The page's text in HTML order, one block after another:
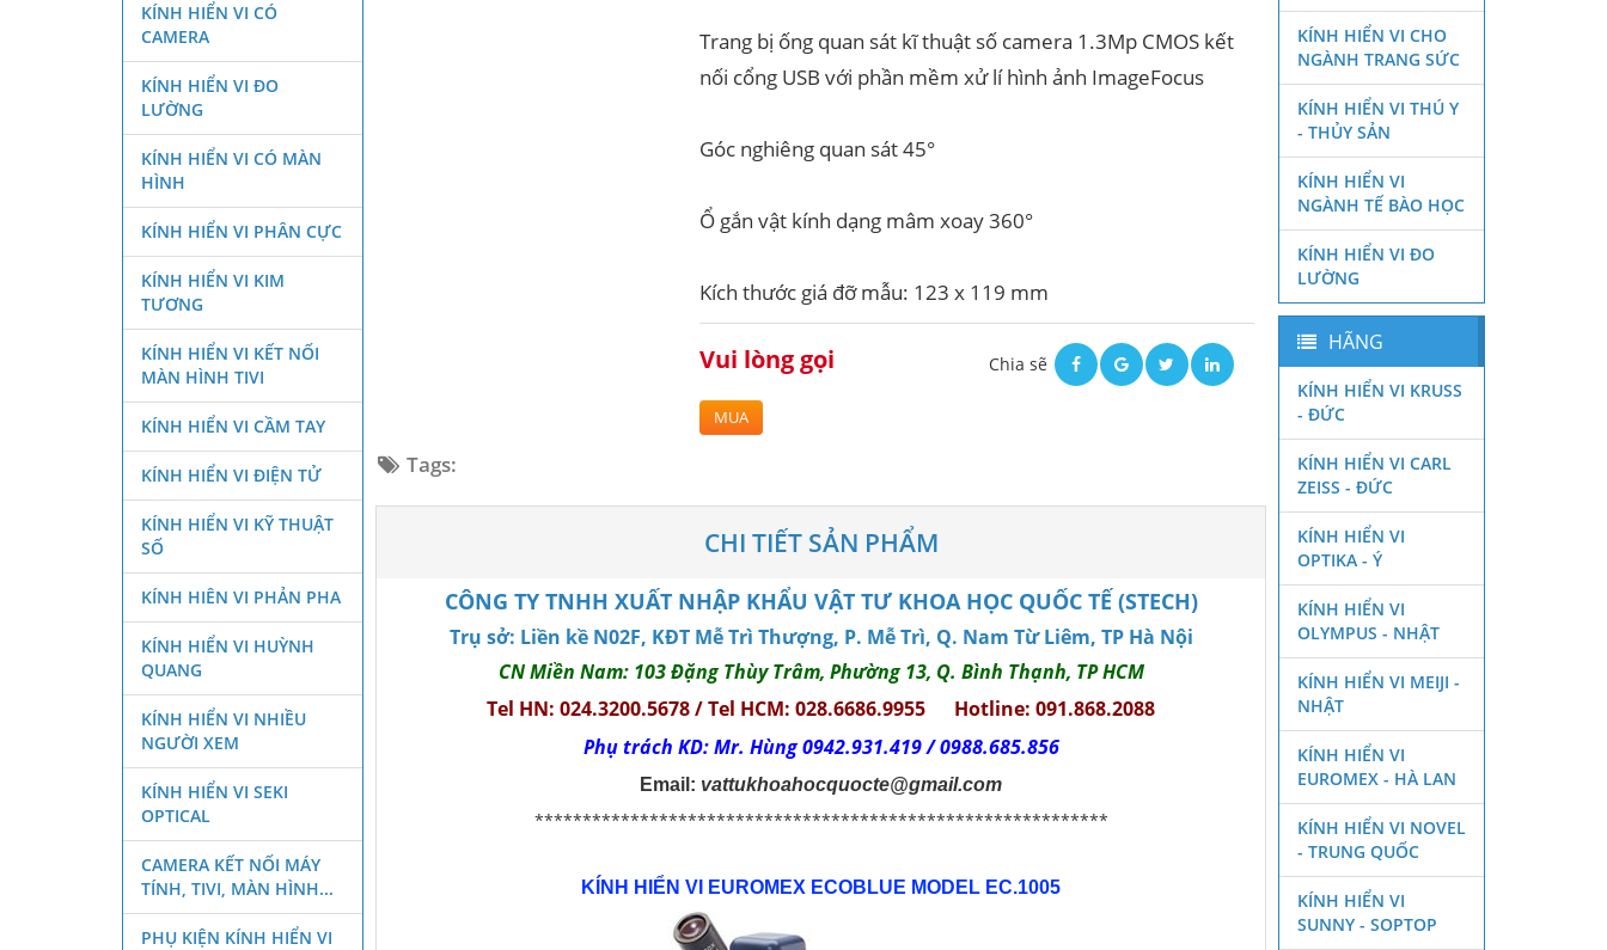
Trang bị ống quan sát kĩ thuật số camera 1.3Mp CMOS kết
nối cổng USB với phần mềm xử lí hình ảnh ImageFocus
Góc nghiêng quan sát 45°
Ổ gắn vật kính dạng mâm xoay 360°
Kích thước giá đỡ mẫu: 123 x 119 mm
Vui lòng gọi
MUA
Chia sẽ
Tags:
CHI TIẾT SẢN PHẨM
CÔNG TY TNHH XUẤT NHẬP KHẨU VẬT TƯ KHOA HỌC QUỐC TẾ (STECH)
Trụ sở: Liền kề N02F, KĐT Mễ Trì Thượng, P. Mễ Trì, Q. Nam Từ Liêm, TP Hà Nội
CN Miền Nam: 103 Đặng Thùy Trâm, Phường 13, Q. Bình Thạnh, TP HCM
Tel HN: 024.3200.5678 / Tel HCM: 028.6686.9955 Hotline: 091.868.2088
Phụ trách KD: Mr. Hùng 0942.931.419 / 0988.685.856
Email: vattukhoahocquocte@gmail.com
************************************************************
KÍNH HIỂN VI EUROMEX ECOBLUE MODEL EC.1005
KÍNH HIỂN VI CÓ
CAMERA
KÍNH HIỂN VI ĐO
LƯỜNG
KÍNH HIỂN VI CÓ MÀN
HÌNH
KÍNH HIỂN VI PHÂN CỰC
KÍNH HIỂN VI KIM
TƯƠNG
KÍNH HIỂN VI KẾT NỐI
MÀN HÌNH TIVI
KÍNH HIỂN VI CẦM TAY
KÍNH HIỂN VI ĐIỆN TỬ
KÍNH HIỂN VI KỸ THUẬT
SỐ
KÍNH HIÊN VI PHẢN PHA
KÍNH HIỂN VI HUỲNH
QUANG
KÍNH HIỂN VI NHIỀU
NGƯỜI XEM
KÍNH HIỂN VI SEKI
OPTICAL
CAMERA KẾT NỐI MÁY
TÍNH, TIVI, MÀN HÌNH...
PHỤ KIỆN KÍNH HIỂN VI
KÍNH HIỂN VI CHO
NGÀNH TRANG SỨC
KÍNH HIỂN VI THÚ Y
- THỦY SẢN
KÍNH HIỂN VI
NGÀNH TẾ BÀO HỌC
KÍNH HIỂN VI ĐO
LƯỜNG
HÃNG
KÍNH HIỂN VI KRUSS
- ĐỨC
KÍNH HIỂN VI CARL
ZEISS - ĐỨC
KÍNH HIỂN VI
OPTIKA - Ý
KÍNH HIỂN VI
OLYMPUS - NHẬT
KÍNH HIỂN VI MEIJI -
NHẬT
KÍNH HIỂN VI
EUROMEX - HÀ LAN
KÍNH HIỂN VI NOVEL
- TRUNG QUỐC
KÍNH HIỂN VI
SUNNY - SOPTOP